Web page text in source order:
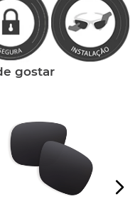
gostar